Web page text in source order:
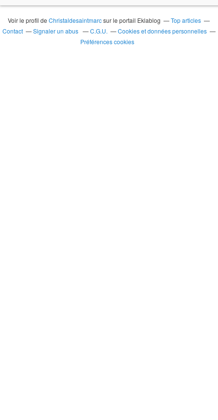
Voir le profil deChristaldesaintmarcsur le portail Eklablog
Top articles
Contact
Signaler un abus C.G.U.
Cookies et données personnelles
Préférences cookies